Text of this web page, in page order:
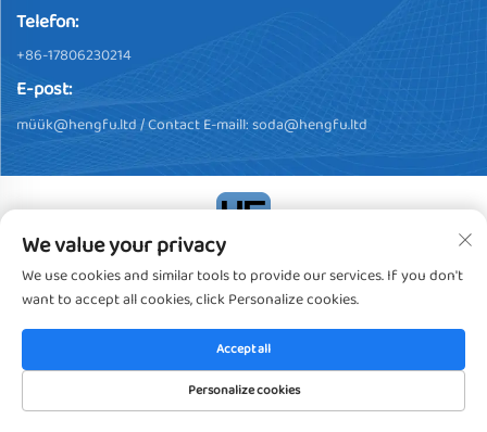
Telefon:
+86-17806230214
E-post:
müük@hengfu.ltd/ Contact E-maill:soda@hengfu.ltd
Autoriõigus © 2024, Dongguan Hengfu Plastic Products Co., Ltd.
Kõik õigused kaitstudPrivaatsuspoliitika
We value your privacy
We use cookies and similar tools to provide our services. If you don't
want to accept all cookies, click Personalize cookies.
Personalize cookies
Accept all